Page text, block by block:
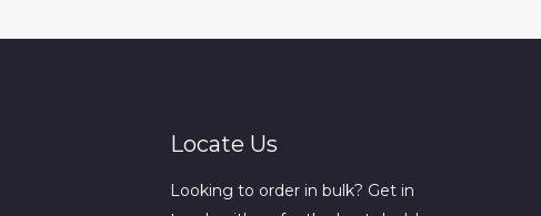
Locate Us
Looking to order in bulk? Get in